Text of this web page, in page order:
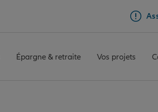
Épargne & retraite Vos projets